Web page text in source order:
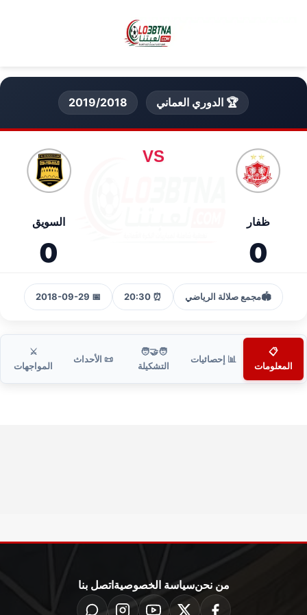
🏆 الدوري العماني 2019/2018
ظفار
0
VS
السويق
0
🏟️مجمع صلالة الرياضي ⏰ 20:30
📅 2018-09-29
📋
المعلومات
📊 إحصائيات
🧑‍🤝‍🧑
التشكيلة
📜 الأحداث
⚔️
المواجهات
من نحنسياسة الخصوصية اتصل بنا